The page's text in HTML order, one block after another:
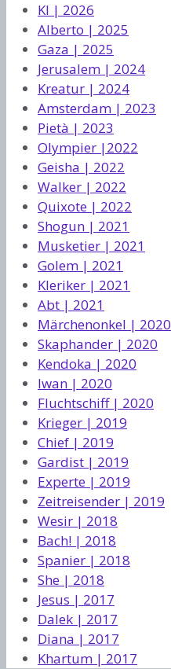
KI | 2026
Alberto | 2025
Gaza | 2025
Jerusalem | 2024
Kreatur | 2024
Amsterdam | 2023
Pietà | 2023
Olympier |2022
Geisha | 2022
Walker | 2022
Quixote | 2022
Shogun | 2021
Musketier | 2021
Golem | 2021
Kleriker | 2021
Abt | 2021
Märchenonkel | 2020
Skaphander | 2020
Kendoka | 2020
Iwan | 2020
Fluchtschiff | 2020
Krieger | 2019
Chief | 2019
Gardist | 2019
Experte | 2019
Zeitreisender | 2019
Wesir | 2018
Bach! | 2018
Spanier | 2018
She | 2018
Jesus | 2017
Dalek | 2017
Diana | 2017
Khartum | 2017